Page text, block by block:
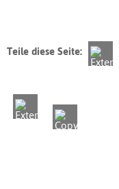
Teile diese Seite: